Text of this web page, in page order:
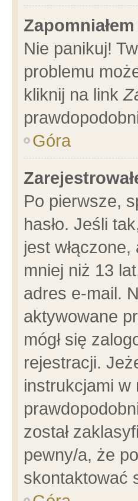
Zapomniałem
Nie panikuj!
problemu
kliknij na link
Góra
Po pierwsze,
hasło. Jeśli
jest
mniej niż 13
adres e-mail.
aktywowane
mógł się
rejestracji.
instrukcjami w
został
pewny/a, że
skontaktować